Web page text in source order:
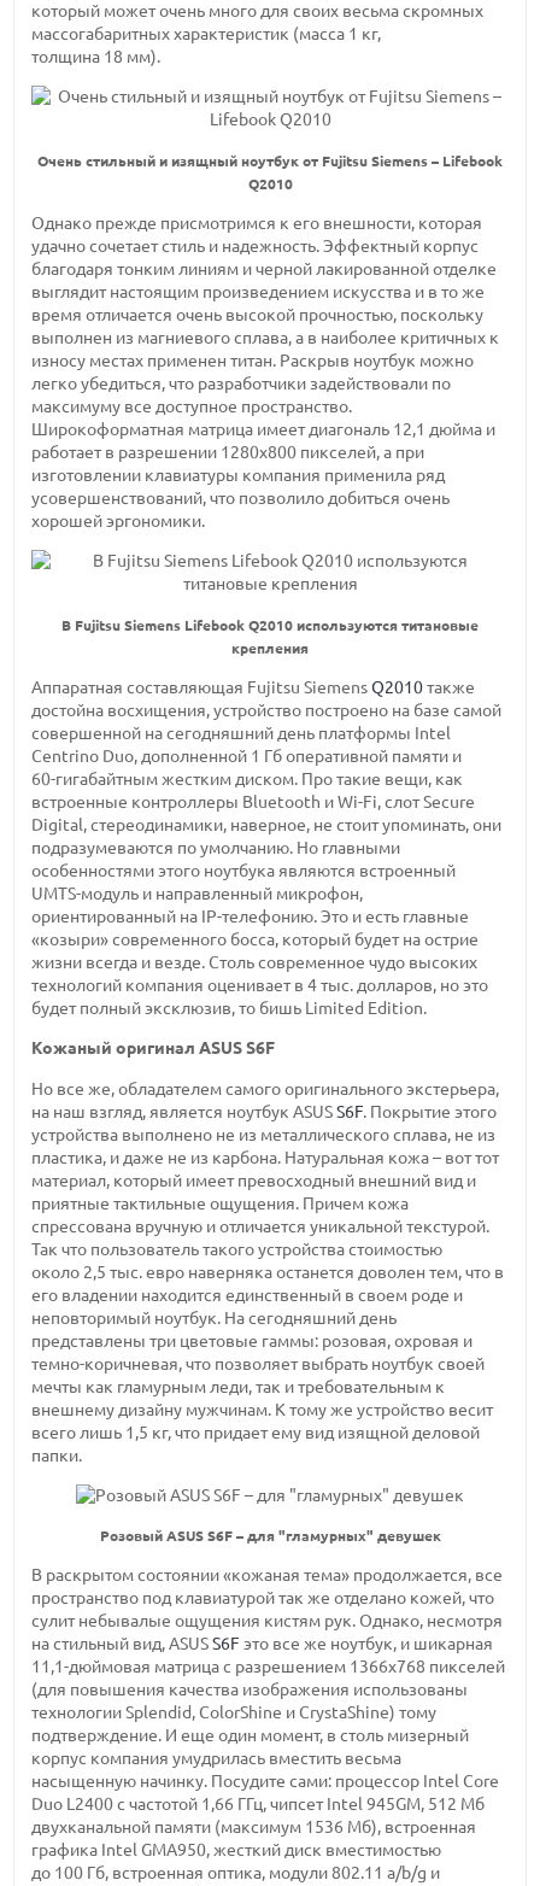
который может очень много для своих весьма скромных
массогабаритных характеристик (масса 1 кг,
толщина 18 мм).
Очень стильный и изящный ноутбук от Fujitsu Siemens – Lifebook
Q2010
Однако прежде присмотримся к его внешности, которая
удачно сочетает стиль и надежность. Эффектный корпус
благодаря тонким линиям и черной лакированной отделке
выглядит настоящим произведением искусства и в то же
время отличается очень высокой прочностью, поскольку
выполнен из магниевого сплава, а в наиболее критичных к
износу местах применен титан. Раскрыв ноутбук можно
легко убедиться, что разработчики задействовали по
максимуму все доступное пространство.
Широкоформатная матрица имеетдиагональ 12,1 дюйма и
работает в разрешении 1280х800 пикселей,а при
изготовлении клавиатуры компания применила ряд
усовершенствований, что позволило добиться очень
хорошей эргономики.
В Fujitsu Siemens Lifebook Q2010 используются титановые
крепления
Аппаратная составляющая Fujitsu SiemensQ2010также
достойна восхищения, устройство построено на базе самой
совершенной на сегодняшний день платформы Intel
Centrino Duo, дополненной 1 Гбоперативной памяти и
60-гигабайтным жестким диском. Про такие вещи, как
встроенные контроллеры Bluetooth иWi-Fi,слот Secure
Digital, стереодинамики, наверное, не стоит упоминать, они
подразумеваются по умолчанию. Но главными
особенностями этого ноутбука являются встроенный
UMTS-модуль и направленный микрофон,
ориентированный на IP-телефонию.Это и есть главные
«козыри» современного босса, который будет на острие
жизни всегда и везде. Столь современное чудо высоких
технологий компания оцениваетв 4 тыс. долларов, но это
будет полный эксклюзив, то бишь Limited Edition.
Кожаный оригиналASUS S6F
Но все же, обладателем самого оригинального экстерьера,
на наш взгляд, является ноутбук ASUSS6F. Покрытие этого
устройства выполнено не из металлического сплава, не из
пластика, и даже не из карбона. Натуральная кожа – вот тот
материал, который имеет превосходный внешний вид и
приятные тактильные ощущения. Причем кожа
спрессована вручную и отличается уникальной текстурой.
Так что пользователь такого устройства стоимостью
около 2,5 тыс.евро наверняка останется доволен тем, что в
его владении находится единственный в своем роде и
неповторимый ноутбук. На сегодняшний день
представлены три цветовые гаммы: розовая, охровая и
темно-коричневая,что позволяет выбрать ноутбук своей
мечты как гламурным леди, так и требовательным к
внешнему дизайну мужчинам. К тому же устройство весит
всего лишь 1,5 кг,что придает ему вид изящной деловой
папки.
Розовый ASUS S6F – для "гламурных" девушек
В раскрытом состоянии «кожаная тема» продолжается, все
пространство под клавиатурой так же отделано кожей, что
сулит небывалые ощущения кистям рук. Однако, несмотря
на стильный вид, ASUSS6F это все же ноутбук, и шикарная
11,1-дюймовая матрица с разрешением 1366х768 пикселей
(для повышения качества изображения использованы
технологии Splendid, ColorShine и CrystaShine) тому
подтверждение. И еще один момент, в столь мизерный
корпус компания умудрилась вместить весьма
насыщенную начинку. Посудите сами: процессор Intel Core
Duo L2400 с частотой 1,66 ГГц,чипсетIntel 945GM, 512 Мб
двухканальной памяти (максимум 1536 Мб), встроенная
графика Intel GMA950,жесткий диск вместимостью
до 100 Гб, встроенная оптика, модули 802.11 a/b/g и